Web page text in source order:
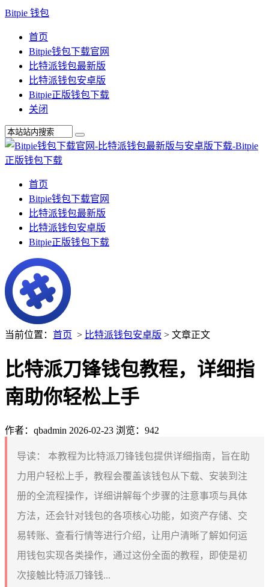
Bitpie 钱包
首页
Bitpie钱包下载官网
比特派钱包最新版
比特派钱包安卓版
Bitpie正版钱包下载
关闭
首页
Bitpie钱包下载官网
比特派钱包最新版
比特派钱包安卓版
Bitpie正版钱包下载
当前位置： 首页 > 比特派钱包安卓版 > 文章正文
比特派刀锋钱包教程，详细指
南助你轻松上手
作者：qbadmin 2026-02-23 浏览：942
导读：
本教程为比特派刀锋钱包提供详细指南，旨在助
力用户轻松上手，教程会覆盖该钱包从下载、安装到注
册的全流程操作，详细讲解每个步骤的注意事项与具体
方法，还会针对钱包的各项核心功能，如资产存储、交
易转账、查看行情等进行介绍，让用户清晰了解如何运
用钱包实现各类操作，通过这份全面的教程，即使是初
次接触比特派刀锋钱...